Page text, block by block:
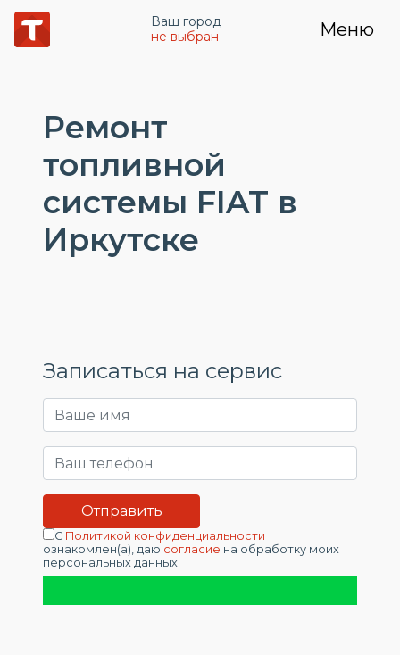
Ваш город
не выбран
Меню
Ремонт
топливной
системы FIAT в
Иркутске
Записаться на сервис
С Политикой конфиденциальности
ознакомлен(а), даю согласие на обработку моих
персональных данных